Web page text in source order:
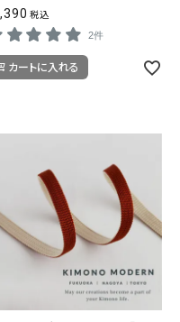
税込
2件
カートに入れる